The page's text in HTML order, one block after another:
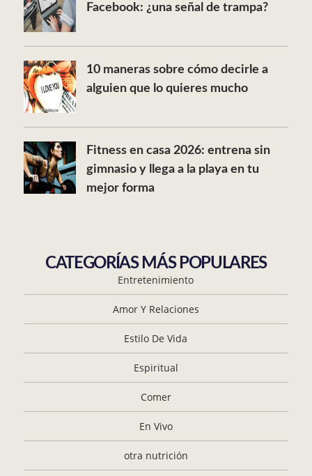
Facebook: ¿una señal de trampa?
10 maneras sobre cómo decirle a
alguien que lo quieres mucho
Fitness en casa 2026: entrena sin
gimnasio y llega a la playa en tu
mejor forma
CATEGORÍAS MÁS POPULARES
Entretenimiento
Amor Y Relaciones
Estilo De Vida
Espiritual
Comer
En Vivo
otra nutrición